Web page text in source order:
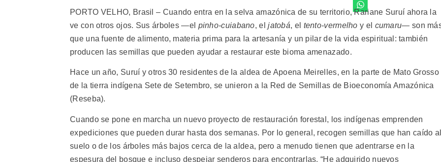
PORTO VELHO, Brasil – Cuando entra en la selva amazónica de su territorio, Rariane Suruí ahora la
ve con otros ojos. Sus árboles —el pinho-cuiabano, eljatobá, el tento-vermelhoy el cumaru— son
que una fuente de alimento, materia prima para la artesanía y un pilar de la vida espiritual: también
producen las semillas que pueden ayudar a restaurar este bioma amenazado.
Hace un año, Suruí y otros 30 residentes de la aldea de Apoena Meirelles, en la parte de Mato Grosso
de la tierra indígena Sete de Setembro, se unieron a la Red de Semillas de Bioeconomía Amazónica
(Reseba).
Cuando se pone en marcha un nuevo proyecto de restauración forestal, los indígenas emprenden
expediciones que pueden durar hasta dos semanas. Por lo general, recogen semillas que han caído
suelo o de los árboles más bajos cerca de la aldea, pero a menudo tienen que adentrarse en la
espesura del bosque e incluso despejar senderos para encontrarlas. “He adquirido nuevos